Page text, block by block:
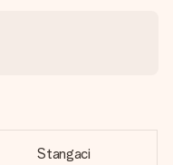
Stangaci